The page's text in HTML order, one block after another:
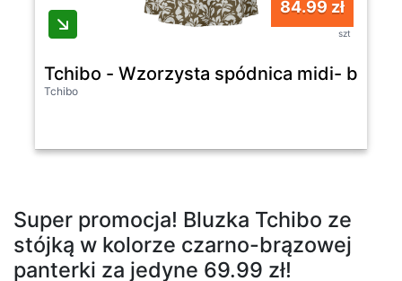
84.99 zł
szt
Tchibo - Wzorzysta spódnica midi-
Tchibo
Super promocja! Bluzka Tchibo ze
stójką w kolorze czarno-brązowej
panterki za jedyne 69.99 zł!